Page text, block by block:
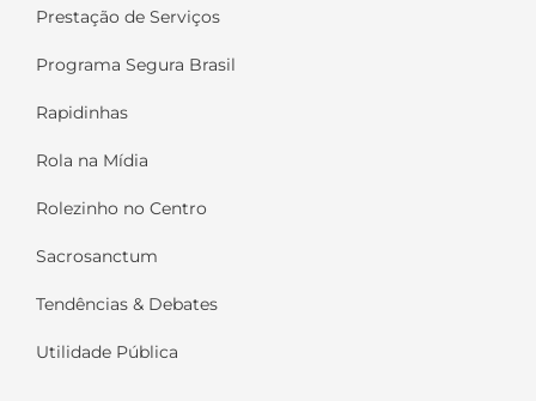
Prestação de Serviços
Programa Segura Brasil
Rapidinhas
Rola na Mídia
Rolezinho no Centro
Sacrosanctum
Tendências & Debates
Utilidade Pública